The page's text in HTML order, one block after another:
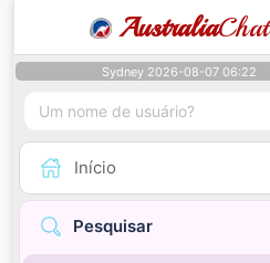
AustraliaChat
Sydney 2026-08-07 06:22
Início
Pesquisar